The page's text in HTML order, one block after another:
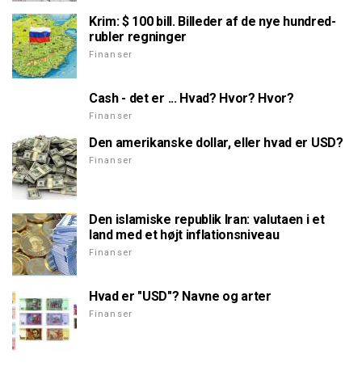
Krim: $ 100 bill. Billeder af de nye hundred-
rubler regninger
Finanser
Cash - det er ... Hvad? Hvor? Hvor?
Finanser
Den amerikanske dollar, eller hvad er USD?
Finanser
Den islamiske republik Iran: valutaen i et
land med et højt inflationsniveau
Finanser
Hvad er "USD"? Navne og arter
Finanser